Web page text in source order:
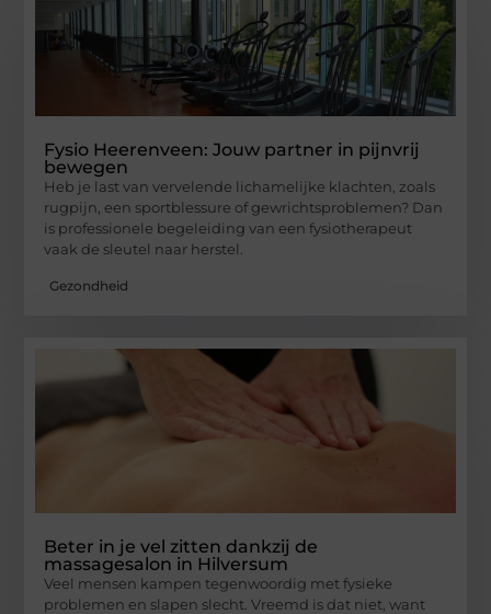
Fysio Heerenveen: Jouw partner in pijnvrij
bewegen
Heb je last van vervelende lichamelijke klachten, zoals
rugpijn, een sportblessure of gewrichtsproblemen? Dan
is professionele begeleiding van een fysiotherapeut
vaak de sleutel naar herstel.
Gezondheid
Beter in je vel zitten dankzij de
massagesalon in Hilversum
Veel mensen kampen tegenwoordig met fysieke
problemen en slapen slecht. Vreemd is dat niet, want